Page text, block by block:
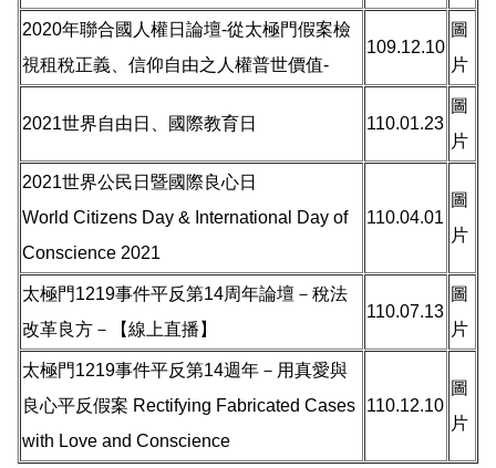
2020年聯合國人權日論壇-從太極門假案檢
視租稅正義、信仰自由之人權普世價值-
109.12.10
圖
片
2021世界自由日、國際教育日 110.01.23
圖
片
2021世界公民日暨國際良心日
World Citizens Day & International Day of
Conscience 2021
110.04.01
圖
片
太極門1219事件平反第14周年論壇－稅法
改革良方－【線上直播】
110.07.13
圖
片
太極門1219事件平反第14週年－用真愛與
良心平反假案 Rectifying Fabricated Cases
with Love and Conscience
110.12.10
圖
片